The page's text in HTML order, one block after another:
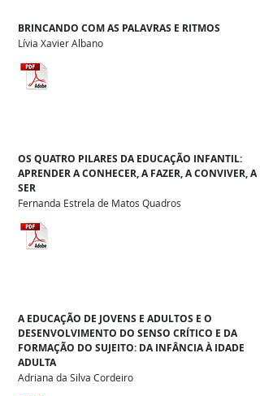
Lívia Xavier Albano
BRINCANDO COM AS PALAVRAS E RITMOS
Fernanda Estrela de Matos Quadros
OS QUATRO PILARES DA EDUCAÇÃO INFANTIL:
APRENDER A CONHECER, A FAZER, A CONVIVER, A
SER
Adriana da Silva Cordeiro
A EDUCAÇÃO DE JOVENS E ADULTOS E O
DESENVOLVIMENTO DO SENSO CRÍTICO E DA
FORMAÇÃO DO SUJEITO: DA INFÂNCIA À IDADE
ADULTA